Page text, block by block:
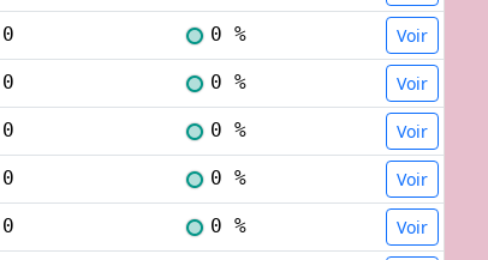
0 0 % Voir
0 0 % Voir
0 0 % Voir
0 0 % Voir
0 0 % Voir